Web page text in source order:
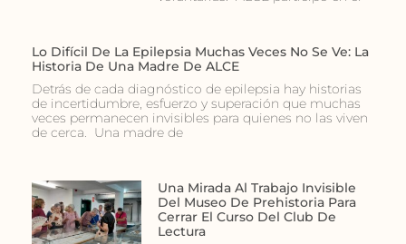
Lo Difícil De La Epilepsia Muchas Veces No Se Ve: La
Historia De Una Madre De ALCE
Detrás de cada diagnóstico de epilepsia hay historias
de incertidumbre, esfuerzo y superación que muchas
veces permanecen invisibles para quienes no las viven
de cerca. Una madre de
Una Mirada Al Trabajo Invisible
Del Museo De Prehistoria Para
Cerrar El Curso Del Club De
Lectura